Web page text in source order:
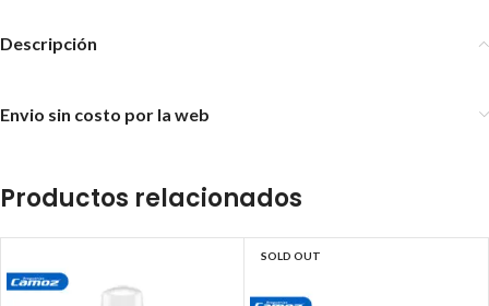
Descripción
Envio sin costo por la web
Productos relacionados
SOLD OUT